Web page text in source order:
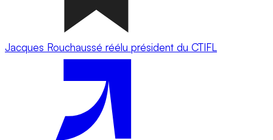
Jacques Rouchaussé réélu président du CTIFL